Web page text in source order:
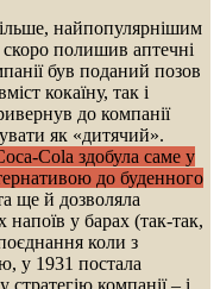
найпопулярнішим
полишив аптечні
був поданий позов
кокаїну, так і
до компанії
як «дитячий».
Cola здобула саме у
до буденного
ще й дозволяла
у барах (так-так,
коли з
у 1931 постала
компанії – і